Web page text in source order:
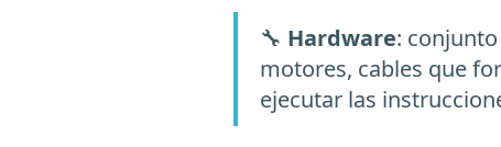
🔧 Hardware:
motores, cables que
ejecutar las